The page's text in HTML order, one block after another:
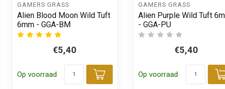
GAMERS GRASS
Alien Blood Moon Wild Tuft
6mm - GGA-BM
€5,40
Op voorraad
Toevoegen aan
GAMERS GRASS
Alien Purple Wild Tuft
- GGA-PU
€5,40
Op voorraad